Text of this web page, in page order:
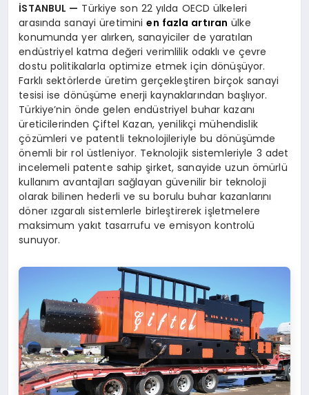
İSTANBUL — Türkiye son 22 yılda OECD ülkeleri
arasında sanayi üretiminien fazla artıran ülke
konumunda yer alırken, sanayiciler de yaratılan
endüstriyel katma değeri verimlilik odaklı ve çevre
dostu politikalarla optimize etmek için dönüşüyor.
Farklı sektörlerde üretim gerçekleştiren birçok sanayi
tesisi ise dönüşüme enerji kaynaklarından başlıyor.
Türkiye’nin önde gelen endüstriyel buhar kazanı
üreticilerinden Çiftel Kazan, yenilikçi mühendislik
çözümleri ve patentli teknolojileriyle bu dönüşümde
önemli bir rol üstleniyor. Teknolojik sistemleriyle 3 adet
incelemeli patente sahip şirket, sanayide uzun ömürlü
kullanım avantajları sağlayan güvenilir bir teknoloji
olarak bilinen hederli ve su borulu buhar kazanlarını
döner ızgaralı sistemlerle birleştirerek işletmelere
maksimum yakıt tasarrufu ve emisyon kontrolü
sunuyor.